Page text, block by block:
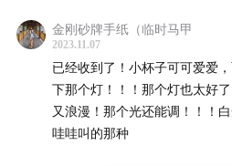
金刚砂牌手纸（临时马甲
2023.11.07
已经收到了！小杯子可可爱爱
下那个灯！！！那个灯也太好
又浪漫！那个光还能调！！！
哇哇叫的那种